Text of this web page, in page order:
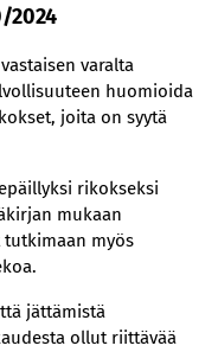
2024
varalta
huomioida
joita on syytä
rikokseksi
mukaan
myös
jättämistä
ollut riittävää